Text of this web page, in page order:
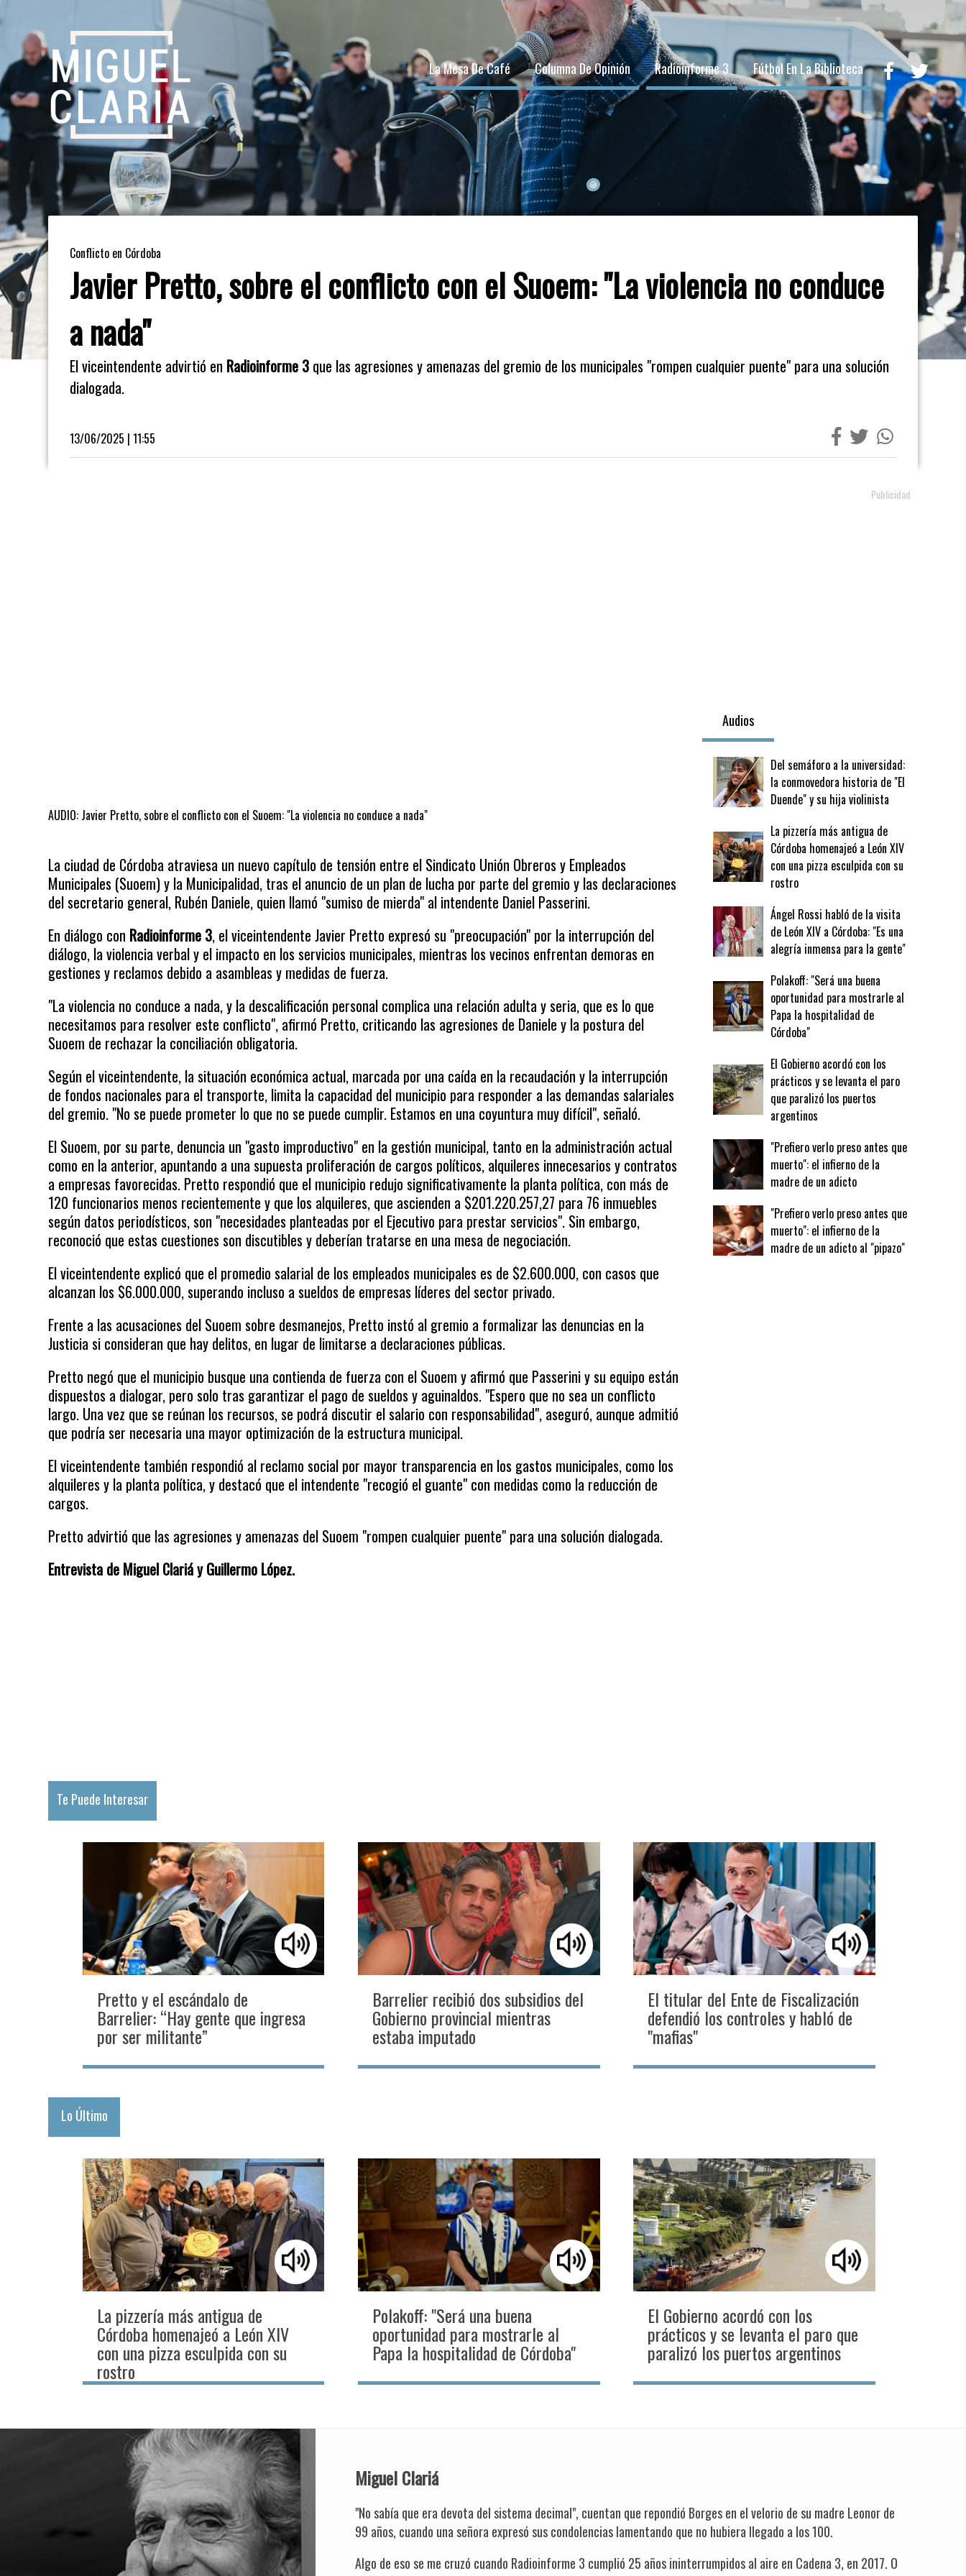
La Mesa De Café Columna De Opinión Radioinforme 3 Fútbol En La Biblioteca
Conflicto en Córdoba
Javier Pretto, sobre el conflicto con el Suoem: "La violencia no conduce
a nada"
El viceintendente advirtió en Radioinforme 3 que las agresiones y amenazas del gremio de los municipales "rompen cualquier puente" para una solución
dialogada.
13/06/2025 | 11:55
AUDIO: Javier Pretto, sobre el conflicto con el Suoem: "La violencia no conduce a nada"
La ciudad de Córdoba atraviesa un nuevo capítulo de tensión entre el Sindicato Unión Obreros y Empleados
Municipales (Suoem) y la Municipalidad, tras el anuncio de un plan de lucha por parte del gremio y las declaraciones
del secretario general, Rubén Daniele, quien llamó "sumiso de mierda" al intendente Daniel Passerini.
En diálogo con Radioinforme 3, el viceintendente Javier Pretto expresó su "preocupación" por la interrupción del
diálogo, la violencia verbal y el impacto en los servicios municipales, mientras los vecinos enfrentan demoras en
gestiones y reclamos debido a asambleas y medidas de fuerza.
"La violencia no conduce a nada, y la descalificación personal complica una relación adulta y seria, que es lo que
necesitamos para resolver este conflicto", afirmó Pretto, criticando las agresiones de Daniele y la postura del
Suoem de rechazar la conciliación obligatoria.
Según el viceintendente, la situación económica actual, marcada por una caída en la recaudación y la interrupción
de fondos nacionales para el transporte, limita la capacidad del municipio para responder a las demandas salariales
del gremio. "No se puede prometer lo que no se puede cumplir. Estamos en una coyuntura muy difícil", señaló.
El Suoem, por su parte, denuncia un "gasto improductivo" en la gestión municipal, tanto en la administración actual
como en la anterior, apuntando a una supuesta proliferación de cargos políticos, alquileres innecesarios y contratos
a empresas favorecidas. Pretto respondió que el municipio redujo significativamente la planta política, con más de
120 funcionarios menos recientemente y que los alquileres, que ascienden a $201.220.257,27 para 76 inmuebles
según datos periodísticos, son "necesidades planteadas por el Ejecutivo para prestar servicios". Sin embargo,
reconoció que estas cuestiones son discutibles y deberían tratarse en una mesa de negociación.
El viceintendente explicó que el promedio salarial de los empleados municipales es de $2.600.000, con casos que
alcanzan los $6.000.000, superando incluso a sueldos de empresas líderes del sector privado.
Frente a las acusaciones del Suoem sobre desmanejos, Pretto instó al gremio a formalizar las denuncias en la
Justicia si consideran que hay delitos, en lugar de limitarse a declaraciones públicas.
Pretto negó que el municipio busque una contienda de fuerza con el Suoem y afirmó que Passerini y su equipo están
dispuestos a dialogar, pero solo tras garantizar el pago de sueldos y aguinaldos. "Espero que no sea un conflicto
largo. Una vez que se reúnan los recursos, se podrá discutir el salario con responsabilidad", aseguró, aunque admitió
que podría ser necesaria una mayor optimización de la estructura municipal.
El viceintendente también respondió al reclamo social por mayor transparencia en los gastos municipales, como los
alquileres y la planta política, y destacó que el intendente "recogió el guante" con medidas como la reducción de
cargos.
Pretto advirtió que las agresiones y amenazas del Suoem "rompen cualquier puente" para una solución dialogada.
Entrevista de Miguel Clariá y Guillermo López.
Audios
Del semáforo a la universidad:
la conmovedora historia de "El
Duende" y su hija violinista
La pizzería más antigua de
Córdoba homenajeó a León XIV
con una pizza esculpida con su
rostro
Ángel Rossi habló de la visita
de León XIV a Córdoba: "Es una
alegría inmensa para la gente"
Polakoff: "Será una buena
oportunidad para mostrarle al
Papa la hospitalidad de
Córdoba"
El Gobierno acordó con los
prácticos y se levanta el paro
que paralizó los puertos
argentinos
"Prefiero verlo preso antes que
muerto": el infierno de la
madre de un adicto
"Prefiero verlo preso antes que
muerto": el infierno de la
madre de un adicto al "pipazo"
Te Puede Interesar
Pretto y el escándalo de
Barrelier: “Hay gente que ingresa
por ser militante”
Barrelier recibió dos subsidios del
Gobierno provincial mientras
estaba imputado
El titular del Ente de Fiscalización
defendió los controles y habló de
"mafias"
Lo Último
La pizzería más antigua de
Córdoba homenajeó a León XIV
con una pizza esculpida con su
rostro
Polakoff: "Será una buena
oportunidad para mostrarle al
Papa la hospitalidad de Córdoba"
El Gobierno acordó con los
prácticos y se levanta el paro que
paralizó los puertos argentinos
Miguel Clariá
"No sabía que era devota del sistema decimal", cuentan que repondió Borges en el velorio de su madre Leonor de
99 años, cuando una señora expresó sus condolencias lamentando que no hubiera llegado a los 100.
Algo de eso se me cruzó cuando Radioinforme 3 cumplió 25 años ininterrumpidos al aire en Cadena 3, en 2017. O